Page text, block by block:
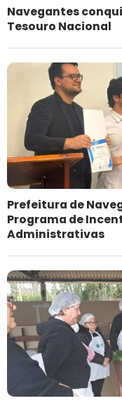
Navegantes
Tesouro Nacional
Prefeitura de
Programa de
Administrativas